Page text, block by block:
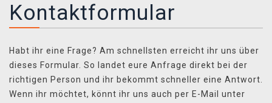
BRETT- UND KARTENSPIELE
KONTAKT
VERSAND
Kontaktformular
Habt ihr eine Frage? Am schnellsten erreicht ihr uns über
dieses Formular. So landet eure Anfrage direkt bei der
richtigen Person und ihr bekommt schneller eine Antwort.
Wenn ihr möchtet, könnt ihr uns auch per E-Mail unter